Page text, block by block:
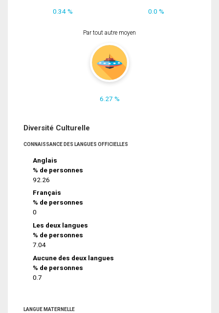
0.34 % 0.0 %
Par tout autre moyen
6.27 %
Diversité Culturelle
CONNAISSANCE DES LANGUES OFFICIELLES
Anglais
% de personnes
92.26
Français
% de personnes
0
Les deux langues
% de personnes
7.04
Aucune des deux langues
% de personnes
0.7
LANGUE MATERNELLE